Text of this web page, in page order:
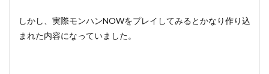
しかし、実際モンハンNOWをプレイしてみるとかなり作り込
まれた内容になっていました。